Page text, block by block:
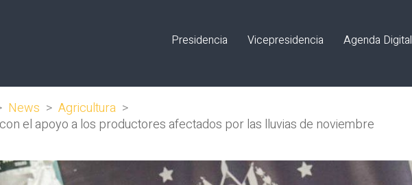
Presidencia Vicepresidencia Agenda Digital
News > Agricultura >
el apoyo a los productores afectados por las lluvias de noviembre